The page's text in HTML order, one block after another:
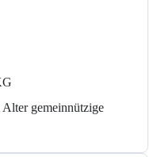
gemeinnützige